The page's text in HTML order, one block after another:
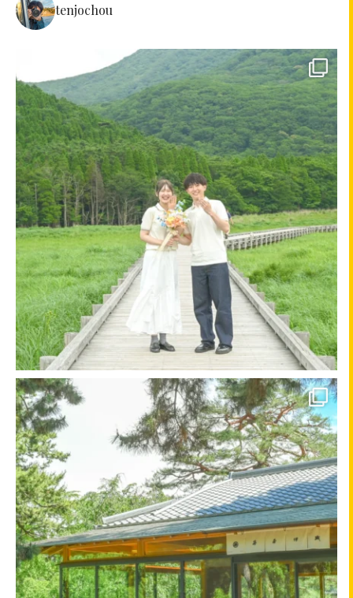
tenjochou